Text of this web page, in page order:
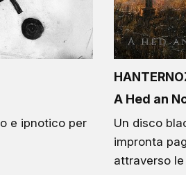
e ipnotico per
A Hed an
Un disco
impronta
attraverso